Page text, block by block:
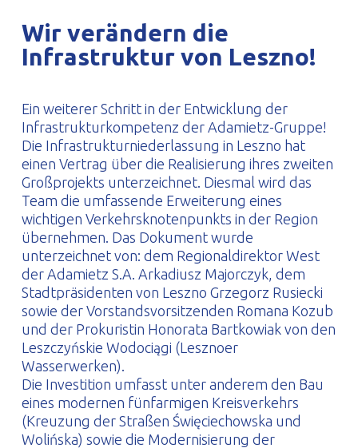
PL
Wir verändern die
Infrastruktur von Leszno!
Ein weiterer Schritt in der Entwicklung der
Infrastrukturkompetenz der Adamietz-Gruppe!
Die Infrastrukturniederlassung in Leszno hat
einen Vertrag über die Realisierung ihres zweiten
Großprojekts unterzeichnet. Diesmal wird das
Team die umfassende Erweiterung eines
wichtigen Verkehrsknotenpunkts in der Region
übernehmen. Das Dokument wurde
unterzeichnet von: dem Regionaldirektor West
der Adamietz S.A. Arkadiusz Majorczyk, dem
Stadtpräsidenten von Leszno Grzegorz Rusiecki
sowie der Vorstandsvorsitzenden Romana Kozub
und der Prokuristin Honorata Bartkowiak von den
Leszczyńskie Wodociągi (Lesznoer
Wasserwerken).
Die Investition umfasst unter anderem den Bau
eines modernen fünfarmigen Kreisverkehrs
(Kreuzung der Straßen Święciechowska und
Wolińska) sowie die Modernisierung der